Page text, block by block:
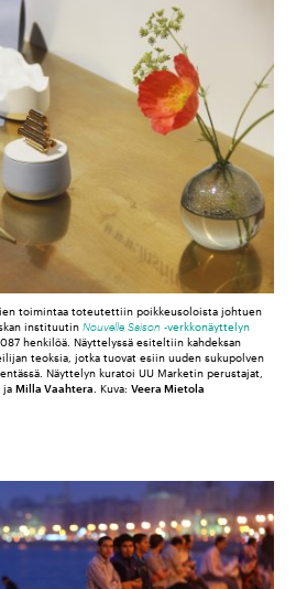
toimintaa toteutettiin poikkeusoloista johtuen
instituutin Nouvelle Saison -verkkonäyttelyn
henkilöä. Näyttelyssä esiteltiin kahdeksan
teoksia, jotka tuovat esiin uuden sukupolven
Näyttelyn kuratoi UU Marketin perustajat,
ja Milla Vaahtera . Kuva: Veera Mietola